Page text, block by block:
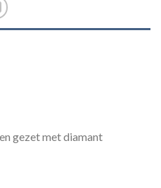
gezet met diamant